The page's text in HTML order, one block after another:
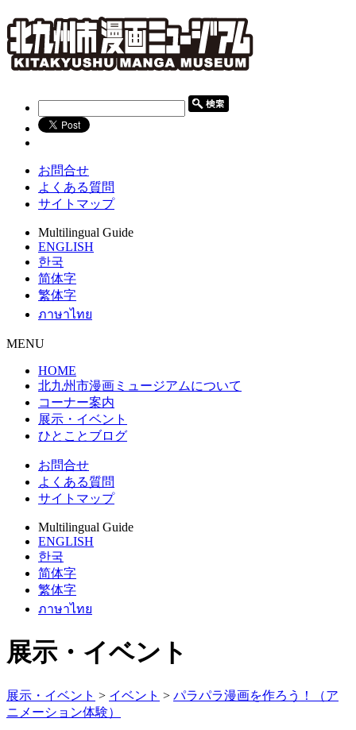
お問合せ
よくある質問
サイトマップ
Multilingual Guide
ENGLISH
한국
简体字
繁体字
ภาษาไทย
MENU
HOME
北九州市漫画ミュージアムについて
コーナー案内
展示・イベント
ひとことブログ
お問合せ
よくある質問
サイトマップ
Multilingual Guide
ENGLISH
한국
简体字
繁体字
ภาษาไทย
展示・イベント
展示・イベント > イベント > パラパラ漫画を作ろう！（ア
ニメーション体験）